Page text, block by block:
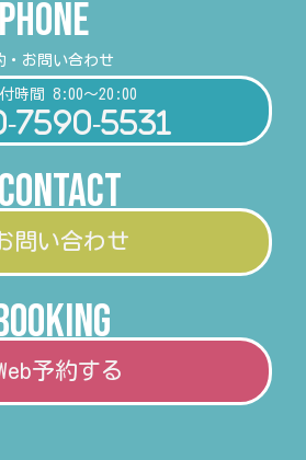
PHONE
・お問い合わせ
時間 8:00～20:00
7590-5531
Contact
問い合わせ
予約する